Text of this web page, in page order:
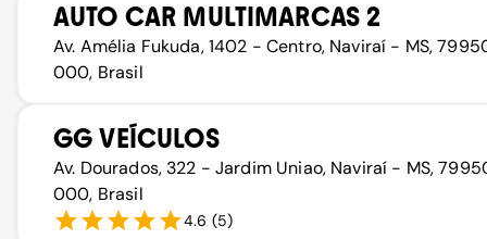
AUTO CAR MULTIMARCAS 2
Av. Amélia Fukuda, 1402 - Centro, Naviraí - MS,
000, Brasil
GG VEÍCULOS
Av. Dourados, 322 - Jardim Uniao, Naviraí - MS,
000, Brasil
4.6 (5)